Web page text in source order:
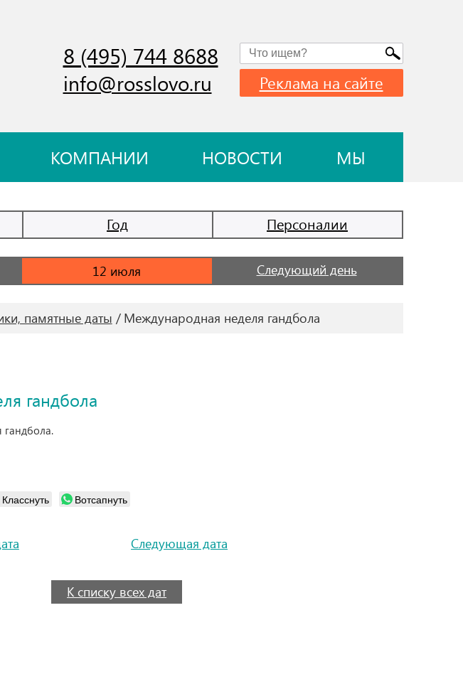
8 (495) 744 8688
info@rosslovo.ru Реклама на сайте
КОМПАНИИ НОВОСТИ МЫ
Год Персоналии
Следующий день
памятные даты Международная неделя гандбола
гандбола
Класснуть Вотсапнуть
Следующая дата
К списку всех дат